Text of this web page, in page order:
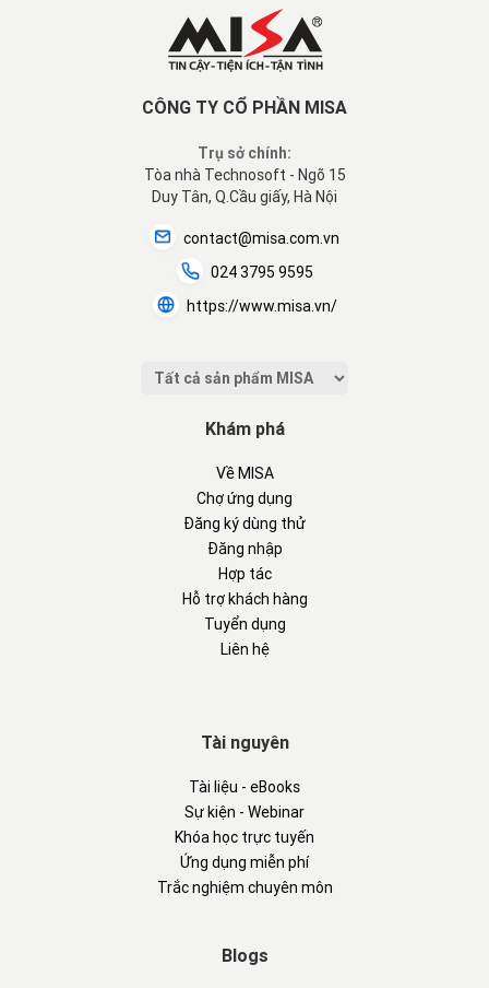
CÔNG TY CỔ PHẦN MISA
Trụ sở chính:
Tòa nhà Technosoft - Ngõ 15
Duy Tân, Q.Cầu giấy, Hà Nội
contact@misa.com.vn
024 3795 9595
https://www.misa.vn/
Khám phá
Về MISA
Chợ ứng dụng
Đăng ký dùng thử
Đăng nhập
Hợp tác
Hỗ trợ khách hàng
Tuyển dụng
Liên hệ
Tài nguyên
Tài liệu - eBooks
Sự kiện - Webinar
Khóa học trực tuyến
Ứng dụng miễn phí
Trắc nghiệm chuyên môn
Blogs